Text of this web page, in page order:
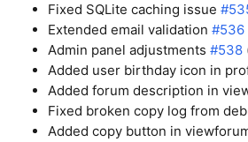
Fixed SQLite caching issue
Extended email validation #536
Admin panel adjustments #538
Added user birthday icon in
Added forum description in
Fixed broken copy log from
Added copy button in